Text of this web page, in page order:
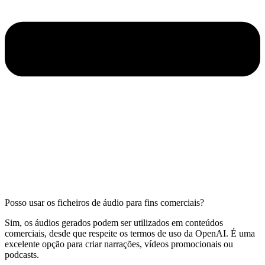
Posso usar os ficheiros de áudio para fins comerciais?
Sim, os áudios gerados podem ser utilizados em conteúdos
comerciais, desde que respeite os termos de uso da OpenAI. É uma
excelente opção para criar narrações, vídeos promocionais ou
podcasts.